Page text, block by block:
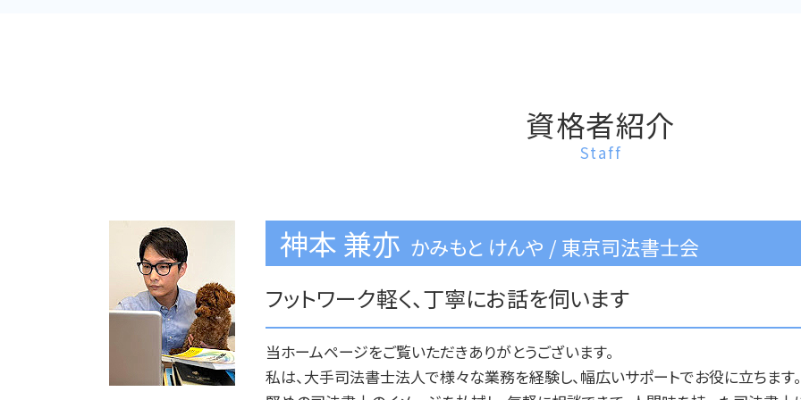
資格者紹介
Staff
神本 兼亦 かみもと けんや / 東京司法書士会
フットワーク軽く、丁寧にお話を伺います
当ホームページをご覧いただきありがとうございます。
私は、大手司法書士法人で様々な業務を経験し、幅広いサポートでお役に立ちます。